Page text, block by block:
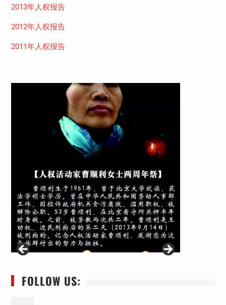
2013年人权报告
2012年人权报告
2011年人权报告
FOLLOW US: